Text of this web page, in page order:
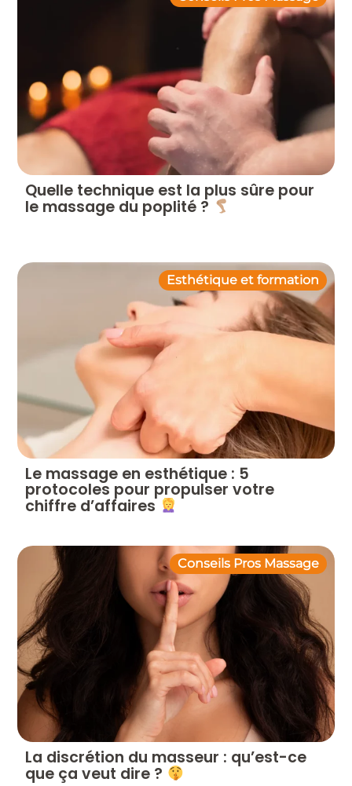
Quelle technique est la plus sûre pour
le massage du poplité ?
Esthétique et formation
Le massage en esthétique : 5
protocoles pour propulser votre
chiffre d’affaires
Conseils Pros Massage
La discrétion du masseur : qu’est-ce
que ça veut dire ?